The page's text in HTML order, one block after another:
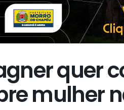
quer
mulher